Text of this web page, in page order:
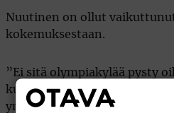
Nuutinen on ollut
kokemuksestaan.
”Ei sitä olympiakylää pysty
kuvailemaan. Ei siinä ole
ympärillä on vain huippu-